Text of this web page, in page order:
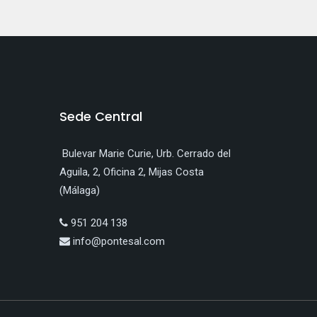
Sede Central
Bulevar Marie Curie, Urb. Cerrado del
Aguila, 2, Oficina 2, Mijas Costa
(Málaga)
951 204 138
info@pontesal.com